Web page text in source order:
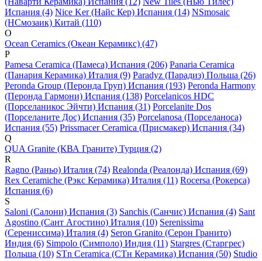
Испания (4) Nice Ker (Найс Кер) Испания (14) NSmosaic
(НСмозаик) Китай (110)
O
Ocean Ceramics (Океан Керамикс) (47)
P
Pamesa Ceramica (Памеса) Испания (206) Panaria Ceramica
(Панария Керамика) Италия (9) Paradyz (Парадиз) Польша (26)
Peronda Group (Перонда Груп) Испания (193) Peronda Harmony
(Перонда Гармони) Испания (138) Porcelanicos HDC
(Порселаникос Эйчти) Испания (31) Porcelanite Dos
(Порселаните Дос) Испания (35) Porcelanosa (Порселаноса)
Испания (55) Prissmacer Ceramica (Присмакер) Испания (34)
Q
QUA Granite (КВА Граните) Турция (2)
R
Ragno (Раньо) Италия (74) Realonda (Реалонда) Испания (69)
Rex Ceramiche (Рэкс Керамика) Италия (11) Rocersa (Рокерса)
Испания (6)
S
Saloni (Салони) Испания (3) Sanchis (Санчис) Испания (4) Sant
Agostino (Сант Агостино) Италия (10) Serenissima
(Серениссима) Италия (4) Seron Granito (Серон Гранито)
Индия (6) Simpolo (Симполо) Индия (11) Stargres (Старгрес)
Польша (10) STn Ceramica (СТн Керамика) Испания (50) Studio